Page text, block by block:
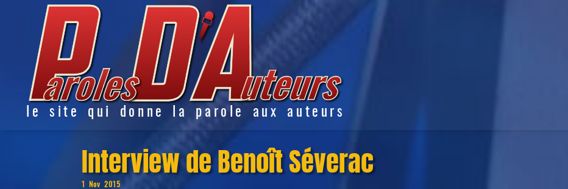
le site qui donne la parole aux auteurs
Interview de Benoît Séverac
1 Nov 2015